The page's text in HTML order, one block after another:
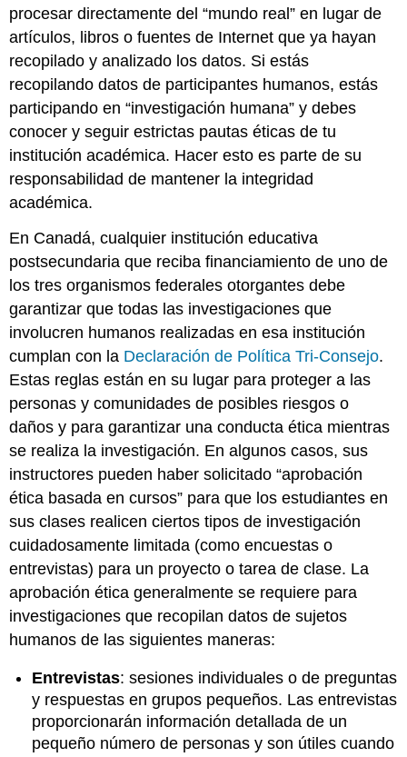
procesar directamente del “mundo real” en lugar de
artículos, libros o fuentes de Internet que ya hayan
recopilado y analizado los datos. Si estás
recopilando datos de participantes humanos, estás
participando en “investigación humana” y debes
conocer y seguir estrictas pautas éticas de tu
institución académica. Hacer esto es parte de su
responsabilidad de mantener la integridad
académica.
En Canadá, cualquier institución educativa
postsecundaria que reciba financiamiento de uno de
los tres organismos federales otorgantes debe
garantizar que todas las investigaciones que
involucren humanos realizadas en esa institución
cumplan con la Declaración de Política Tri-Consejo.
Estas reglas están en su lugar para proteger a las
personas y comunidades de posibles riesgos o
daños y para garantizar una conducta ética mientras
se realiza la investigación. En algunos casos, sus
instructores pueden haber solicitado “aprobación
ética basada en cursos” para que los estudiantes en
sus clases realicen ciertos tipos de investigación
cuidadosamente limitada (como encuestas o
entrevistas) para un proyecto o tarea de clase. La
aprobación ética generalmente se requiere para
investigaciones que recopilan datos de sujetos
humanos de las siguientes maneras:
Entrevistas: sesiones individuales o de preguntas
y respuestas en grupos pequeños. Las entrevistas
proporcionarán información detallada de un
pequeño número de personas y son útiles cuando